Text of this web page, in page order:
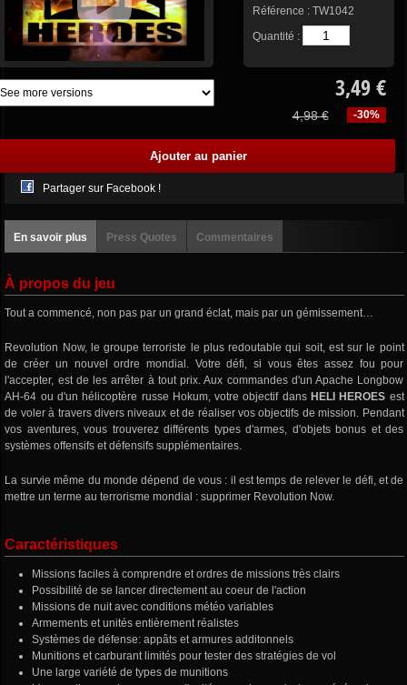
Référence : TW1042
Quantité :
3,49 €
-30%
4,98 €
Partager sur Facebook !
En savoir plus Press Quotes Commentaires
À propos du jeu
Tout a commencé, non pas par un grand éclat, mais par un gémissement…
Revolution Now, le groupe terroriste le plus redoutable qui soit, est sur le point
de créer un nouvel ordre mondial. Votre défi, si vous êtes assez fou pour
l'accepter, est de les arrêter à tout prix. Aux commandes d'un Apache Longbow
AH-64 ou d'un hélicoptère russe Hokum, votre objectif dans HELI HEROES est
de voler à travers divers niveaux et de réaliser vos objectifs de mission. Pendant
vos aventures, vous trouverez différents types d'armes, d'objets bonus et des
systèmes offensifs et défensifs supplémentaires.
La survie même du monde dépend de vous : il est temps de relever le défi, et de
mettre un terme au terrorisme mondial : supprimer Revolution Now.
Caractéristiques
Missions faciles à comprendre et ordres de missions très clairs
Possibilité de se lancer directement au coeur de l'action
Missions de nuit avec conditions météo variables
Armements et unités entièrement réalistes
Systèmes de défense: appâts et armures additonnels
Munitions et carburant limités pour tester des stratégies de vol
Une large variété de types de munitions